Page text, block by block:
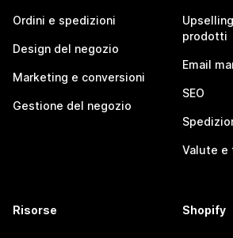
Ordini e spedizioni
Design del negozio
Marketing e conversioni
Gestione del negozio
prodotti
Email
SEO
Valute e
Risorse Shopify